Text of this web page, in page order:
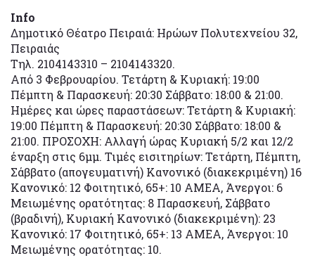
Info
Δημοτικό Θέατρο Πειραιά: Ηρώων Πολυτεχνείου 32,
Πειραιάς
Tηλ. 2104143310 – 2104143320.
Aπό 3 Φεβρουαρίου. Τετάρτη & Κυριακή: 19:00
Πέμπτη & Παρασκευή: 20:30 Σάββατο: 18:00 & 21:00.
Ημέρες και ώρες παραστάσεων: Τετάρτη & Κυριακή:
19:00 Πέμπτη & Παρασκευή: 20:30 Σάββατο: 18:00 &
21:00. ΠΡΟΣΟΧΗ: Αλλαγή ώρας Κυριακή 5/2 και 12/2
έναρξη στις 6μμ. Τιμές εισιτηρίων: Τετάρτη, Πέμπτη,
Σάββατο (απογευματινή) Κανονικό (διακεκριμένη) 16
Κανονικό: 12 Φοιτητικό, 65+: 10 ΑΜΕΑ, Άνεργοι: 6
Μειωμένης ορατότητας: 8 Παρασκευή, Σάββατο
(βραδινή), Κυριακή Κανονικό (διακεκριμένη): 23
Κανονικό: 17 Φοιτητικό, 65+: 13 ΑΜΕΑ, Άνεργοι: 10
Μειωμένης ορατότητας: 10.